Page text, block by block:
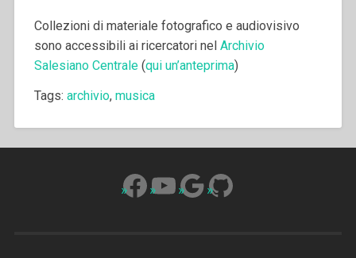
Collezioni di materiale fotografico e audiovisivo
sono accessibili ai ricercatori nel Archivio
Salesiano Centrale(qui un’anteprima)
Tags: archivio, musica
Facebook
YouTube
Google
GitHub